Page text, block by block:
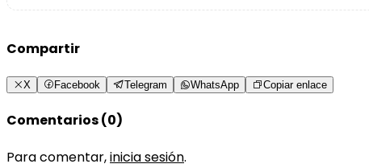
Compartir
X Facebook Telegram WhatsApp Copiar enlace
Comentarios (0)
Para comentar,inicia sesión.